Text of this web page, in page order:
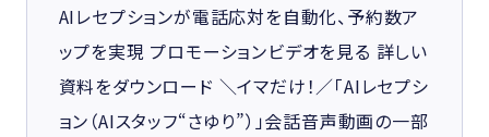
AIレセプションが電話応対を自動化、予約数ア
ップを実現 プロモーションビデオを見る 詳しい
資料をダウンロード ＼イマだけ！／「AIレセプシ
ョン（AIスタッフ“さゆり”）」会話音声動画の一部